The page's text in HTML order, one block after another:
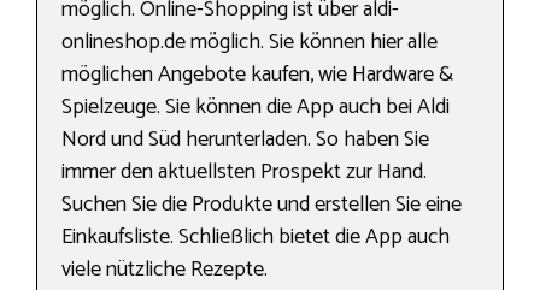
möglich. Online-Shopping ist über aldi-
onlineshop.de möglich. Sie können hier alle
möglichen Angebote kaufen, wie Hardware &
Spielzeuge. Sie können die App auch bei Aldi
Nord und Süd herunterladen. So haben Sie
immer den aktuellsten Prospekt zur Hand.
Suchen Sie die Produkte und erstellen Sie eine
Einkaufsliste. Schließlich bietet die App auch
viele nützliche Rezepte.